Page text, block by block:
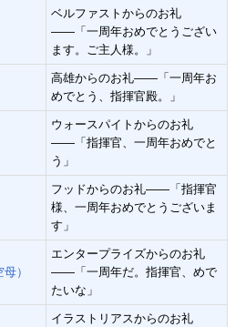
ベルファストからのお礼
――「一周年おめでとうござい
ます。ご主人様。」
高雄からのお礼――「一周年お
めでとう、指揮官殿。」
ウォースパイトからのお礼
――「指揮官、一周年おめでと
う」
フッドからのお礼――「指揮官
様、一周年おめでとうございま
す」
）
エンタープライズからのお礼
――「一周年だ。指揮官、めで
たいな」
イラストリアスからのお礼